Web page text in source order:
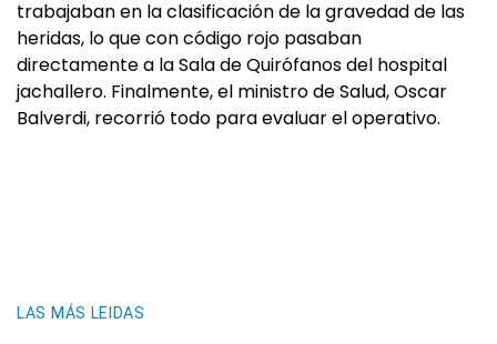
trabajaban en la clasificación de la gravedad de las
heridas, lo que con código rojo pasaban
directamente a la Sala de Quirófanos del hospital
jachallero. Finalmente, el ministro de Salud, Oscar
Balverdi, recorrió todo para evaluar el operativo.
LAS MÁS LEIDAS